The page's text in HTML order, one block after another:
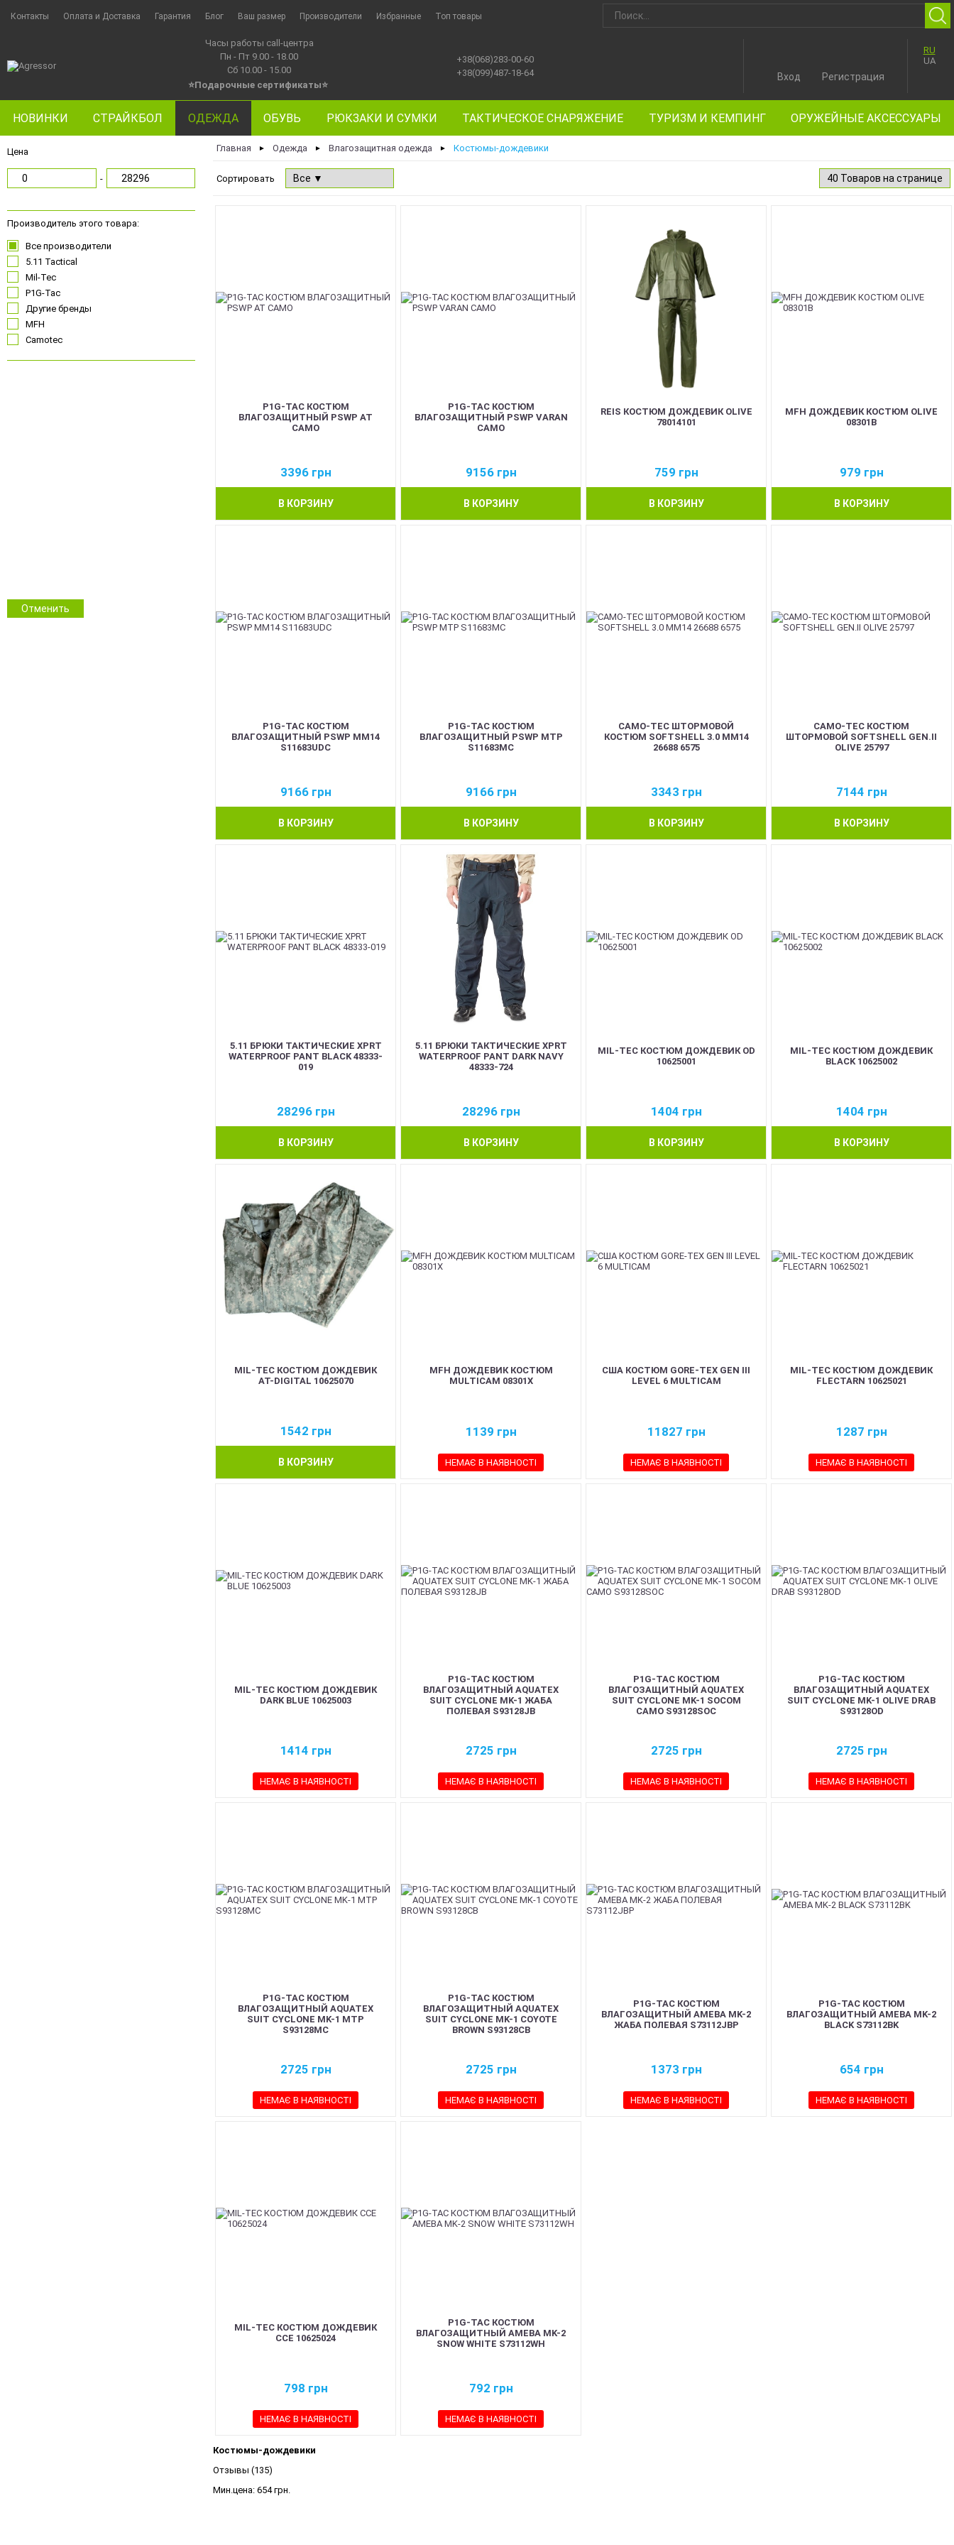
Контакты Оплата и Доставка Гарантия Блог Ваш размер Производители Избранные Топ товары
Часы работы call-центра
Пн - Пт 9.00 - 18.00
Сб 10.00 - 15.00
⭐Подарочные сертификаты⭐
+38(068)283-00-60
+38(099)487-18-64
RU
UA
Вход Регистрация
НОВИНКИ СТРАЙКБОЛ ОДЕЖДА ОБУВЬ РЮКЗАКИ И СУМКИ ТАКТИЧЕСКОЕ СНАРЯЖЕНИЕ ТУРИЗМ И КЕМПИНГ ОРУЖЕЙНЫЕ АКСЕССУАРЫ
Цена
-
Производитель этого товара:
Все производители
5.11 Tactical
Mil-Tec
P1G-Tac
Другие бренды
MFH
Camotec
Зимовий камуфляж
Камуфляж
Отменить
Главная ► Одежда ► Влагозащитная одежда ► Костюмы-дождевики
Сортировать
P1G-TAC КОСТЮМ
ВЛАГОЗАЩИТНЫЙ PSWP AT
CAMO
3396 грн
В КОРЗИНУ
P1G-TAC КОСТЮМ
ВЛАГОЗАЩИТНЫЙ PSWP VARAN
CAMO
9156 грн
В КОРЗИНУ
REIS КОСТЮМ ДОЖДЕВИК OLIVE
78014101
759 грн
В КОРЗИНУ
MFH ДОЖДЕВИК КОСТЮМ OLIVE
08301B
979 грн
В КОРЗИНУ
P1G-TAC КОСТЮМ
ВЛАГОЗАЩИТНЫЙ PSWP MM14
S11683UDC
9166 грн
В КОРЗИНУ
P1G-TAC КОСТЮМ
ВЛАГОЗАЩИТНЫЙ PSWP MTP
S11683MC
9166 грн
В КОРЗИНУ
CAMO-TEC ШТОРМОВОЙ
КОСТЮМ SOFTSHELL 3.0 MM14
26688 6575
3343 грн
В КОРЗИНУ
CAMO-TEC КОСТЮМ
ШТОРМОВОЙ SOFTSHELL GEN.II
OLIVE 25797
7144 грн
В КОРЗИНУ
5.11 БРЮКИ ТАКТИЧЕСКИЕ XPRT
WATERPROOF PANT BLACK 48333-
019
28296 грн
В КОРЗИНУ
5.11 БРЮКИ ТАКТИЧЕСКИЕ XPRT
WATERPROOF PANT DARK NAVY
48333-724
28296 грн
В КОРЗИНУ
MIL-TEC КОСТЮМ ДОЖДЕВИК OD
10625001
1404 грн
В КОРЗИНУ
MIL-TEC КОСТЮМ ДОЖДЕВИК
BLACK 10625002
1404 грн
В КОРЗИНУ
MIL-TEC КОСТЮМ ДОЖДЕВИК
AT-DIGITAL 10625070
1542 грн
В КОРЗИНУ
MFH ДОЖДЕВИК КОСТЮМ
MULTICAM 08301X
1139 грн
НЕМАЄ В НАЯВНОСТІ
США КОСТЮМ GORE-TEX GEN III
LEVEL 6 MULTICAM
11827 грн
НЕМАЄ В НАЯВНОСТІ
MIL-TEC КОСТЮМ ДОЖДЕВИК
FLECTARN 10625021
1287 грн
НЕМАЄ В НАЯВНОСТІ
MIL-TEC КОСТЮМ ДОЖДЕВИК
DARK BLUE 10625003
1414 грн
НЕМАЄ В НАЯВНОСТІ
P1G-TAC КОСТЮМ
ВЛАГОЗАЩИТНЫЙ AQUATEX
SUIT CYCLONE MK-1 ЖАБА
ПОЛЕВАЯ S93128JB
2725 грн
НЕМАЄ В НАЯВНОСТІ
P1G-TAC КОСТЮМ
ВЛАГОЗАЩИТНЫЙ AQUATEX
SUIT CYCLONE MK-1 SOCOM
CAMO S93128SOC
2725 грн
НЕМАЄ В НАЯВНОСТІ
P1G-TAC КОСТЮМ
ВЛАГОЗАЩИТНЫЙ AQUATEX
SUIT CYCLONE MK-1 OLIVE DRAB
S93128OD
2725 грн
НЕМАЄ В НАЯВНОСТІ
P1G-TAC КОСТЮМ
ВЛАГОЗАЩИТНЫЙ AQUATEX
SUIT CYCLONE MK-1 MTP
S93128MC
2725 грн
НЕМАЄ В НАЯВНОСТІ
P1G-TAC КОСТЮМ
ВЛАГОЗАЩИТНЫЙ AQUATEX
SUIT CYCLONE MK-1 COYOTE
BROWN S93128CB
2725 грн
НЕМАЄ В НАЯВНОСТІ
P1G-TAC КОСТЮМ
ВЛАГОЗАЩИТНЫЙ AMEBA MK-2
ЖАБА ПОЛЕВАЯ S73112JBP
1373 грн
НЕМАЄ В НАЯВНОСТІ
P1G-TAC КОСТЮМ
ВЛАГОЗАЩИТНЫЙ AMEBA MK-2
BLACK S73112BK
654 грн
НЕМАЄ В НАЯВНОСТІ
MIL-TEC КОСТЮМ ДОЖДЕВИК
CCE 10625024
798 грн
НЕМАЄ В НАЯВНОСТІ
P1G-TAC КОСТЮМ
ВЛАГОЗАЩИТНЫЙ AMEBA MK-2
SNOW WHITE S73112WH
792 грн
НЕМАЄ В НАЯВНОСТІ
Костюмы-дождевики
Отзывы (135)
Мин.цена: 654 грн.